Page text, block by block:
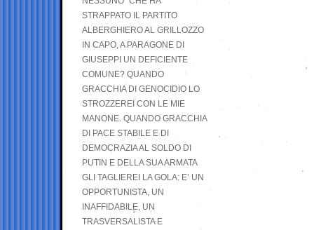
STRAPPATO IL PARTITO
ALBERGHIERO AL GRILLOZZO
IN CAPO, A PARAGONE DI
GIUSEPPI UN DEFICIENTE
COMUNE? QUANDO
GRACCHIA DI GENOCIDIO LO
STROZZEREI CON LE MIE
MANONE. QUANDO GRACCHIA
DI PACE STABILE E DI
DEMOCRAZIA AL SOLDO DI
PUTIN E DELLA SUA ARMATA
GLI TAGLIEREI LA GOLA: E’ UN
OPPORTUNISTA, UN
INAFFIDABILE, UN
TRASVERSALISTA E